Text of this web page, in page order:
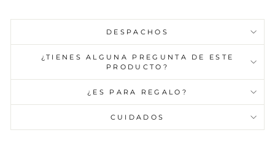
DESPACHOS
¿TIENES ALGUNA PREGUNTA DE ESTE
PRODUCTO?
¿ES PARA REGALO?
CUIDADOS